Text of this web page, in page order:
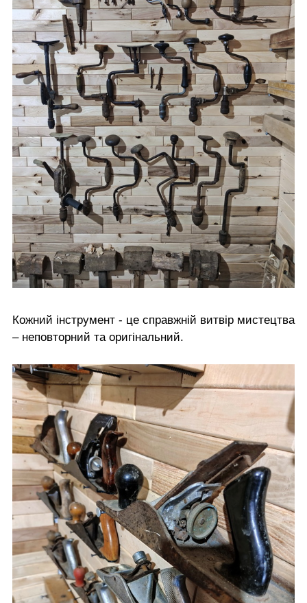
Кожний інструмент - це справжній витвір мистецтва
– неповторний та оригінальний.